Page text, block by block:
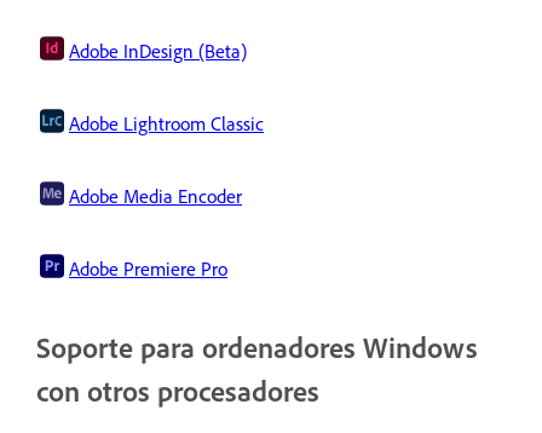
Adobe InDesign (Beta)
Adobe Lightroom Classic
Adobe Media Encoder
Adobe Premiere Pro
Soporte para ordenadores Windows
con otros procesadores